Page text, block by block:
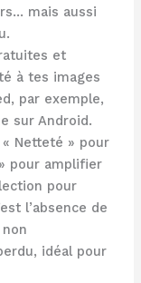
mais aussi
et
à tes images
par exemple,
sur Android.
Netteté » pour
pour amplifier
pour
l’absence de
idéal pour